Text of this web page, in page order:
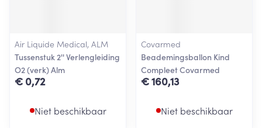
Air Liquide Medical, ALM
Tussenstuk 2'' Verlengleiding
O2 (verk) Alm
€ 0,72
Niet beschikbaar
Covarmed
Beademingsballon Kind
Compleet Covarmed
€ 160,13
Niet beschikbaar